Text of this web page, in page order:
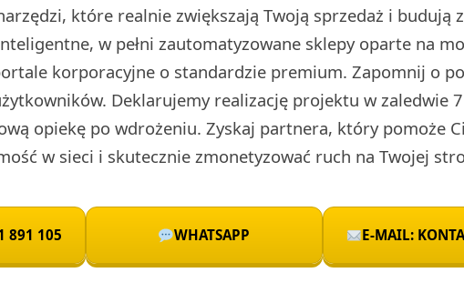
które realnie zwiększają Twoją sprzedaż i budują
w pełni zautomatyzowane sklepy oparte na
korporacyjne o standardzie premium. Zapomnij o
Deklarujemy realizację projektu w zaledwie
opiekę po wdrożeniu. Zyskaj partnera, który pomoże
w sieci i skutecznie zmonetyzować ruch na Twojej
891 105 WHATSAPP E-MAIL: